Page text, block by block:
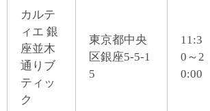
カルテ
ィエ 銀
座並木
通りブ
ティッ
ク
東京都中央
区銀座5-5-1
5
11:3
0～2
0:00